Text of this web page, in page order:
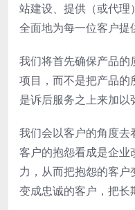
站建设、提供（或代理
全面地为每一位客户提
我们将首先确保产品
项目，而不是把产品的
是诉后服务之上来加以
我们会以客户的角度
客户的抱怨看成是企业
力，从而把抱怨的客
变成忠诚的客户，把长